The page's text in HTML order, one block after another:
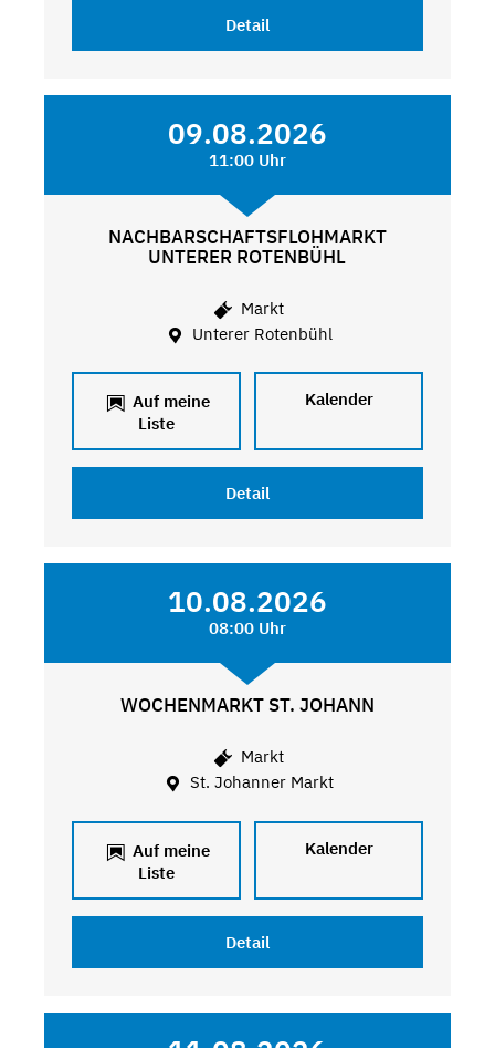
Detail
09.08.2026
11:00 Uhr
NACHBARSCHAFTSFLOHMARKT
UNTERER ROTENBÜHL
Markt
Unterer Rotenbühl
Auf meine
Liste
Kalender
Detail
10.08.2026
08:00 Uhr
WOCHENMARKT ST. JOHANN
Markt
St. Johanner Markt
Auf meine
Liste
Kalender
Detail